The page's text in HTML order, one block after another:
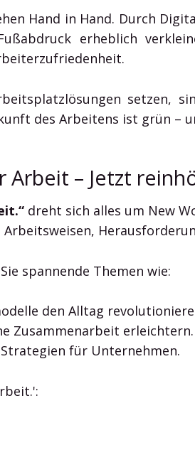
Hand in Hand. Durch
erheblich
setzen,
des Arbeitens ist grün –
Arbeit – Jetzt
dreht sich alles um New
spannende Themen wie:
den Alltag
Zusammenarbeit erleichtern.
für Unternehmen.